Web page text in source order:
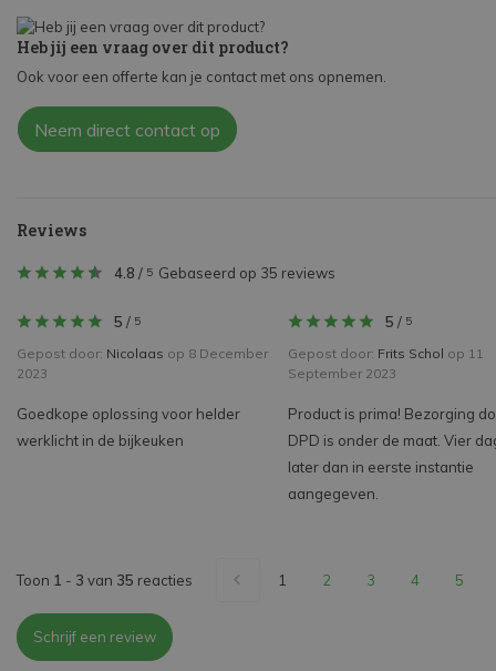
Heb jij een vraag over dit product?
Ook voor een offerte kan je contact met ons opnemen.
Neem direct contact op
Reviews
4.8 / 5 Gebaseerd op 35 reviews
5 / 5
Gepost door: Nicolaas op 8 December
2023
Goedkope oplossing voor helder
werklicht in de bijkeuken
5 / 5
Gepost door: Frits Schol op 11
September 2023
Product is prima! Bezorging
DPD is onder de maat. Vier
later dan in eerste instantie
aangegeven.
Toon 1 - 3 van 35 reacties 1 2 3 4 5
Schrijf een review